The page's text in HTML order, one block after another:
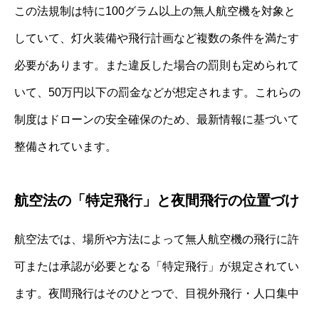
この法規制は特に100グラム以上の無人航空機を対象と
していて、灯火装備や飛行計画など複数の条件を満たす
必要があります。また違反した場合の罰則も定められて
いて、50万円以下の罰金などが想定されます。これらの
制度はドローンの安全確保のため、最新情報に基づいて
整備されています。
航空法の「特定飛行」と夜間飛行の位置づけ
航空法では、場所や方法によって無人航空機の飛行に許
可または承認が必要となる「特定飛行」が規定されてい
ます。夜間飛行はそのひとつで、目視外飛行・人口集中